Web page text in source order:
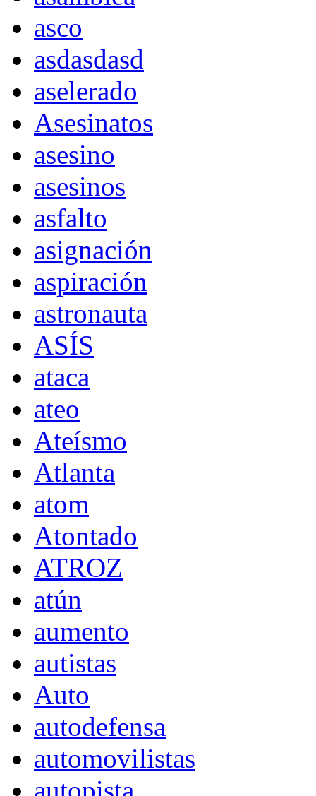
asco
asdasdasd
aselerado
Asesinatos
asesino
asesinos
asfalto
asignación
aspiración
astronauta
ASÍS
ataca
ateo
Ateísmo
Atlanta
atom
Atontado
ATROZ
atún
aumento
autistas
Auto
autodefensa
automovilistas